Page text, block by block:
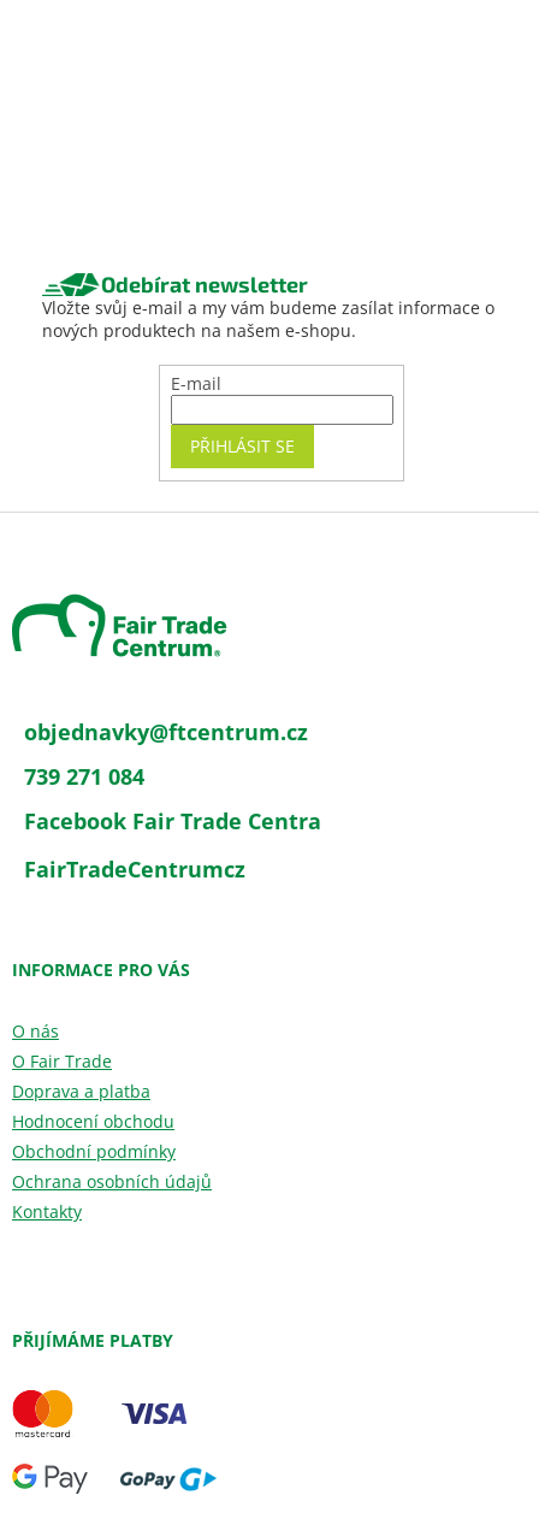
Odebírat newsletter
Vložte svůj e-mail a my vám budeme zasílat informace o
nových produktech na našem e-shopu.
E-mail
PŘIHLÁSIT SE
objednavky@ftcentrum.cz
739 271 084
Facebook Fair Trade Centra
FairTradeCentrumcz
INFORMACE PRO VÁS
O nás
O Fair Trade
Doprava a platba
Hodnocení obchodu
Obchodní podmínky
Ochrana osobních údajů
Kontakty
PŘIJÍMÁME PLATBY